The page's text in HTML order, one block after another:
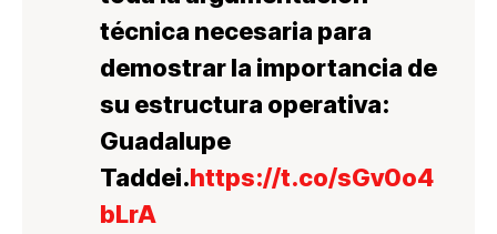
técnica necesaria para
demostrar la importancia de
su estructura operativa:
Guadalupe
Taddei.https://t.co/sGv0o4
bLrA